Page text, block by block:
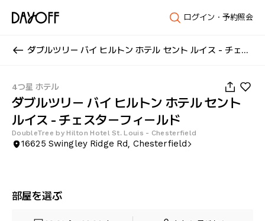
ログイン・予約照会
ダブルツリー バイ ヒルトン ホテル セント ルイス - チェスターフィールド
4つ星 ホテル
ダブルツリー バイ ヒルトン ホテル セント
ルイス - チェスターフィールド
DoubleTree by Hilton Hotel St. Louis - Chesterfield
16625 Swingley Ridge Rd, Chesterfield
部屋を選ぶ